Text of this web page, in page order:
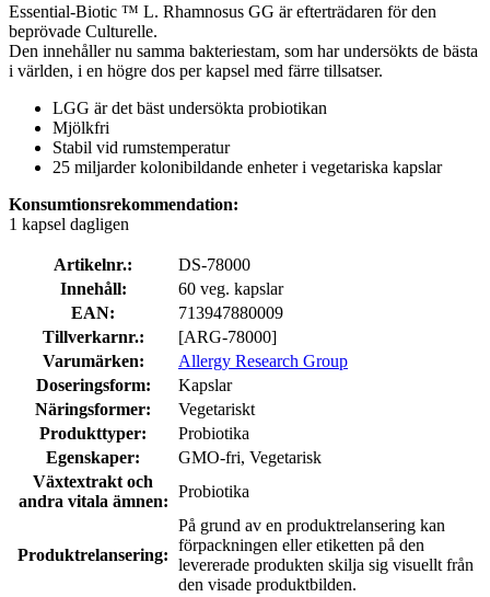
Essential-Biotic ™ L. Rhamnosus GG är efterträdaren för den
beprövade Culturelle.
Den innehåller nu samma bakteriestam, som har undersökts de bästa
i världen, i en högre dos per kapsel med färre tillsatser.
LGG är det bäst undersökta probiotikan
Mjölkfri
Stabil vid rumstemperatur
25 miljarder kolonibildande enheter i vegetariska kapslar
Konsumtionsrekommendation:
1 kapsel dagligen
Artikelnr.:
DS-78000
Innehåll:
60 veg. kapslar
EAN:
713947880009
Tillverkarnr.:
[ARG-78000]
Varumärken:
Allergy Research Group
Doseringsform:
Kapslar
Näringsformer:
Vegetariskt
Produkttyper:
Probiotika
Egenskaper:
GMO-fri, Vegetarisk
Växtextrakt och
andra vitala ämnen:
Probiotika
Produktrelansering:
På grund av en produktrelansering kan
förpackningen eller etiketten på den
levererade produkten skilja sig visuellt från
den visade produktbilden.